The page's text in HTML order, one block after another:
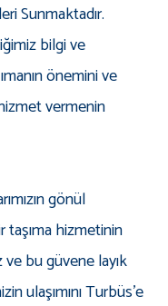
Sunmaktadır.
bilgi ve
önemini ve
vermenin
gönül
taşıma hizmetinin
bu güvene layık
ulaşımını Turbüs’e